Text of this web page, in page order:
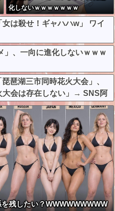
化しないｗｗｗｗｗｗｗ
女は殺せ！ギャハハw」 ワイ
」、一向に進化しないｗｗｗ
琶湖三市同時花火大会」、
大会は存在しない」→ SNS阿
残したい？WWWWWWWWW